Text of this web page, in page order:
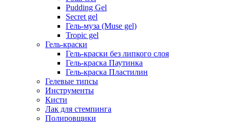
Pudding Gel
Secret gel
Гель-муза (Muse gel)
Tropic gel
Гель-краски
Гель-краски без липкого слоя
Гель-краска Паутинка
Гель-краска Пластилин
Гелевые типсы
Инструменты
Кисти
Лак для стемпинга
Полировщики